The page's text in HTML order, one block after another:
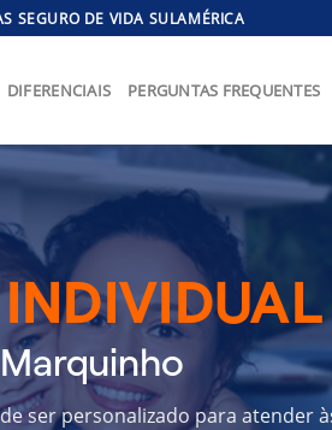
SEGURO DE VIDA SULAMÉRICA
DIFERENCIAIS PERGUNTAS FREQUENTES
ser personalizado para atender